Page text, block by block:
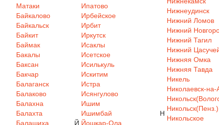
Матаки
Байкалово
Байкальск
Байкит
Баймак
Бакалы
Баксан
Бакчар
Балаганск
Балаково
Балахна
Балахта
Балашиха
Ипатово
Ирбейское
Ирбит
Иркутск
Исаклы
Исетское
Исилькуль
Искитим
Истра
Исянгулово
Ишим
Ишимбай
Й Йошкар-Ола
Н
Нижнеудинск
Нижний Ломов
Нижний
Нижний Тагил
Нижний
Нижняя Омка
Нижняя Тавда
Никель
Николаевск-
Никольск(Пенз.)
Никольское